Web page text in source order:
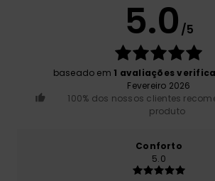
5.0 /5
baseado em 1 avaliações
Fevereiro 2026
100% dos nossos clientes
produto
Conforto
5.0